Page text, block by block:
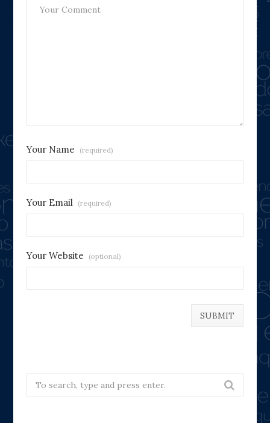
Your Name (required)
Your Email (required)
Your Website (optional)
Search
for: